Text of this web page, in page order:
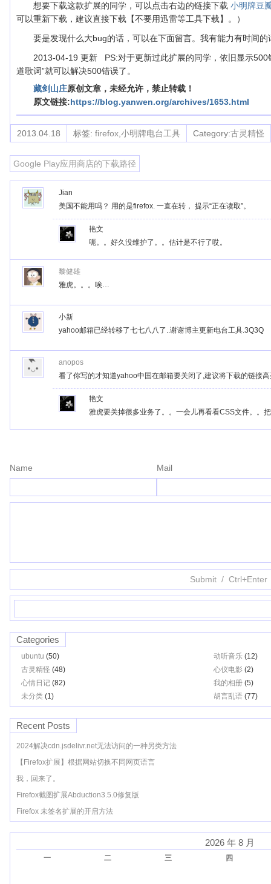
想要下载这款扩展的同学，可以点击右边的链接下载 小明牌豆
可以重新下载，建议直接下载【不要用迅雷等工具下载】。）
要是发现什么大bug的话，可以在下面留言。我有能力有时间的
2013-04-19 更新 PS:对于更新过此扩展的同学，依旧显示500
道歌词”就可以解决500错误了。
藏剑山庄原创文章，未经允许，禁止转载！
原文链接:https://blog.yanwen.org/archives/1653.html
2013.04.18 标签: firefox,小明牌电台工具 Category:古灵精怪
Google Play应用商店的下载路径
Jian
美国不能用吗？ 用的是firefox. 一直在转， 提示“正在读取”。
艳文
呃。。好久没维护了。。估计是不行了哎。
黎健雄
雅虎。。。唉…
小新
yahoo邮箱已经转移了七七八八了..谢谢博主更新电台工具.3Q3Q
anopos
看了你写的才知道yahoo中国在邮箱要关闭了,建议将下载的链接高
艳文
雅虎要关掉很多业务了。。一会儿再看看CSS文件。。
Name Mail
Categories
ubuntu (50) 动听音乐(12)
古灵精怪 (48) 心仪电影(2)
心情日记 (82) 我的相册(5)
未分类 (1) 胡言乱语(77)
Recent Posts
2024解决cdn.jsdelivr.net无法访问的一种另类方法
【Firefox扩展】根据网站切换不同网页语言
我，回来了。
Firefox截图扩展Abduction3.5.0修复版
Firefox 未签名扩展的开启方法
2026 年 8 月
一 二 三 四